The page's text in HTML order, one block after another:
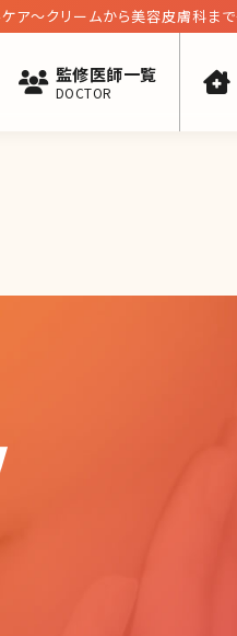
ア〜クリームから美容皮膚科ま
監修医師一覧
DOCTOR